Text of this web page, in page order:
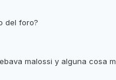
del foro?
malossi y alguna cosa